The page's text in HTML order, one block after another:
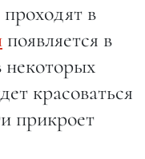
в
появляется в
некоторых
красоваться
прикроет